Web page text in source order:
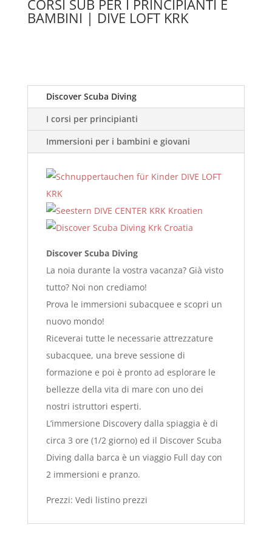
CORSI SUB PER I PRINCIPIANTI E
BAMBINI | DIVE LOFT KRK
Discover Scuba Diving
I corsi per principianti
Immersioni per i bambini e giovani
Discover Scuba Diving
La noia durante la vostra vacanza? Già visto
tutto? Noi non crediamo!
Prova le immersioni subacquee e scopri un
nuovo mondo!
Riceverai tutte le necessarie attrezzature
subacquee, una breve sessione di
formazione e poi è pronto ad esplorare le
bellezze della vita di mare con uno dei
nostri istruttori esperti.
L’immersione Discovery dalla spiaggia è di
circa 3 ore (1/2 giorno) ed il Discover Scuba
Diving dalla barca è un viaggio Full day con
2 immersioni e pranzo.
Prezzi: Vedi listino prezzi